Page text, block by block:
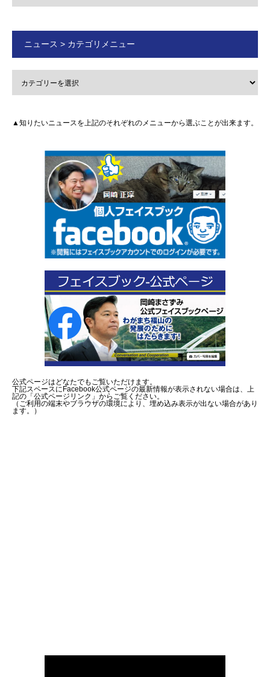
ニュース > カテゴリメニュー
▲知りたいニュースを上記のそれぞれのメニューから選ぶことが出来ます。
公式ページはどなたでもご覧いただけます。
下記スペースにFacebook公式ページの最新情報が表示されない場合は、上
記の「公式ページリンク」からご覧ください。
（ご利用の端末やブラウザの環境により、埋め込み表示が出ない場合があり
ます。）